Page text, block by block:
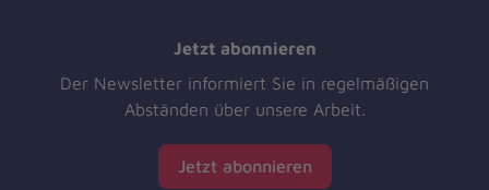
Jetzt abonnieren
Der Newsletter informiert Sie in regelmäßigen
Abständen über unsere Arbeit.
Jetzt abonnieren